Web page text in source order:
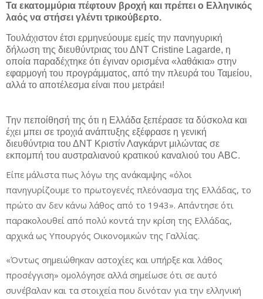
Τα εκατομμύρια πέφτουν βροχή και πρέπει ο Ελληνικός
λαός να στήσει γλέντι τρικούβερτο.
Τουλάχιστον έτσι ερμηνεύουμε εμείς την πανηγυρική
δήλωση της διευθύντριας του ΔΝΤ Cristine Lagarde, η
οποία παραδέχτηκε ότι έγιναν ορισμένα «λαθάκια» στην
εφαρμογή του προγράμματος, από την πλευρά του Ταμείου,
αλλά το αποτέλεσμα είναι που μετράει!
Την πεποίθησή της ότι η Ελλάδα ξεπέρασε τα δύσκολα και
έχει μπει σε τροχιά ανάπτυξης εξέφρασε η γενική
διευθύντρια του ΔΝΤ Κριστίν Λαγκάρντ μιλώντας σε
εκπομπή του αυστραλιανού κρατικού καναλιού του ABC.
Είπε μάλιστα πως λόγω της ανάκαμψης «όλοι
πανηγυρίζουμε το πρωτογενές πλεόνασμα της Ελλάδας, το
πρώτο αν δεν κάνω λάθος από το 1943». Απάντησε ότι
παρακολουθεί από πολύ κοντά την κρίση της Ελλάδας,
αρχικά ως Υπουργός Οικονομικών της Γαλλίας.
«Όντως σημειώθηκαν αστοχίες και υπήρξε και λάθος
προσέγγιση» ομολόγησε αλλά σημείωσε ότι σε αυτό
συνέβαλαν και τα στοιχεία που δινόταν για την ελληνική